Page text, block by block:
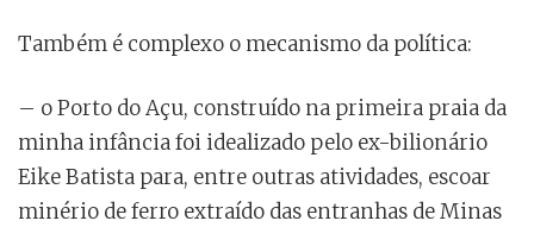
Também é complexo o mecanismo da política:
– o Porto do Açu, construído na primeira praia da
minha infância foi idealizado pelo ex-bilionário
Eike Batista para, entre outras atividades, escoar
minério de ferro extraído das entranhas de Minas